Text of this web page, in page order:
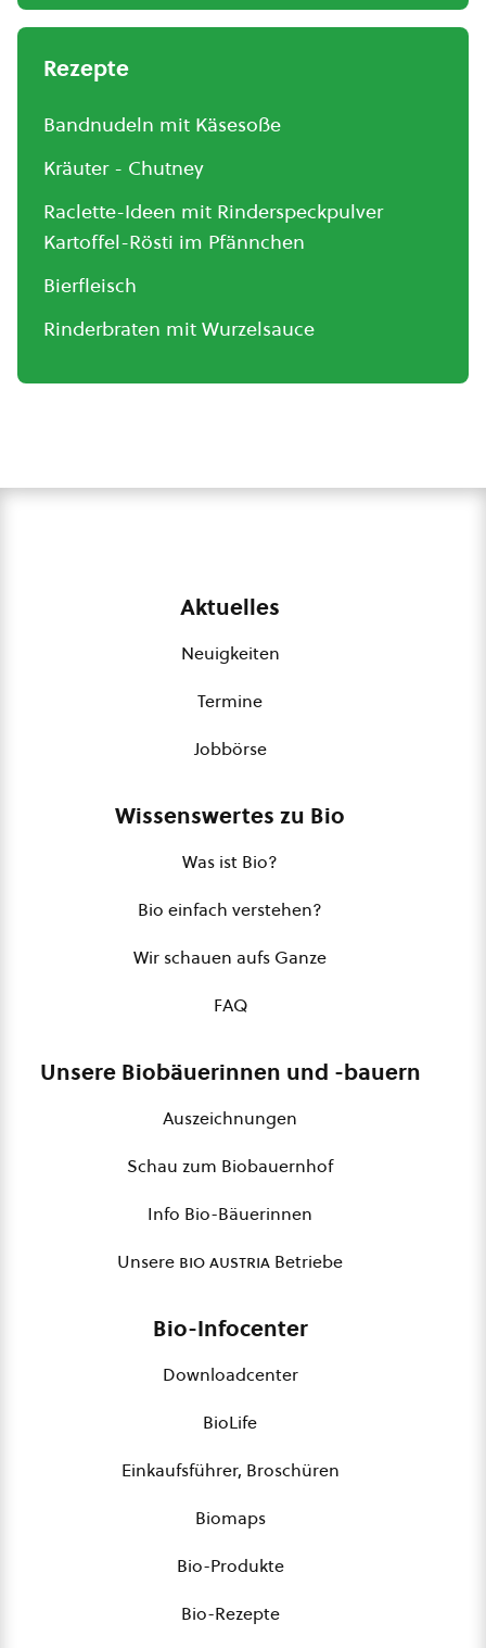
Rezepte
Bandnudeln mit Käsesoße
Kräuter - Chutney
Raclette-Ideen mit Rinderspeckpulver
Kartoffel-Rösti im Pfännchen
Bierfleisch
Rinderbraten mit Wurzelsauce
Aktuelles
Neuigkeiten
Termine
Jobbörse
Wissenswertes zu Bio
Was ist Bio?
Bio einfach verstehen?
Wir schauen aufs Ganze
FAQ
Unsere Biobäuerinnen und -bauern
Auszeichnungen
Schau zum Biobauernhof
Info Bio-Bäuerinnen
Unsere bio austria Betriebe
Bio-Infocenter
Downloadcenter
BioLife
Einkaufsführer, Broschüren
Biomaps
Bio-Produkte
Bio-Rezepte